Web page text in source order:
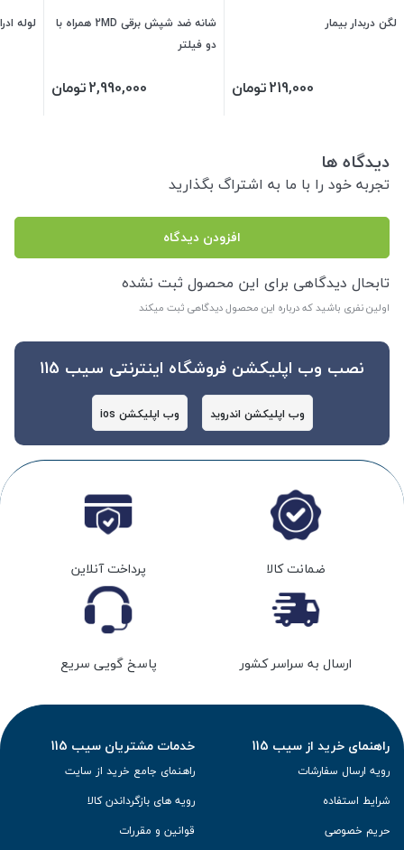
لگن دربدار بیمار
219,000تومان
شانه ضد شپش برقی 2MD همراه با
دو فیلتر
2,990,000تومان
لوله ادرار
دیدگاه ها
تجربه خود را با ما به اشتراگ بگذارید
افزودن دیدگاه
تابحال دیدگاهی برای این محصول ثبت نشده
اولین نفری باشید که درباره این محصول دیدگاهی ثبت میکند
نصب وب اپلیکشن فروشگاه اینترنتی سیب 115
وب اپلیکشن اندروید وب اپلیکشن ios
ضمانت کالا پرداخت آنلاین
ارسال به سراسر کشور پاسخ گویی سریع
راهنمای خرید از سیب 115
رویه ارسال سفارشات
شرایط استفاده
حریم خصوصی
خدمات مشتریان سیب 115
راهنمای جامع خرید از سایت
رویه های بازگرداندن کالا
قوانین و مقررات